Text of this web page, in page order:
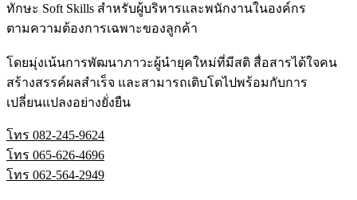
ทักษะ Soft Skills สำหรับผู้บริหารและพนักงานในองค์กร
ตามความต้องการเฉพาะของลูกค้า
โดยมุ่งเน้นการพัฒนาภาวะผู้นำยุคใหม่ที่มีสติ สื่อสารได้ใจคน
สร้างสรรค์ผลสำเร็จ และสามารถเติบโตไปพร้อมกับการ
เปลี่ยนแปลงอย่างยั่งยืน
โทร 082-245-9624
โทร 065-626-4696
โทร 062-564-2949